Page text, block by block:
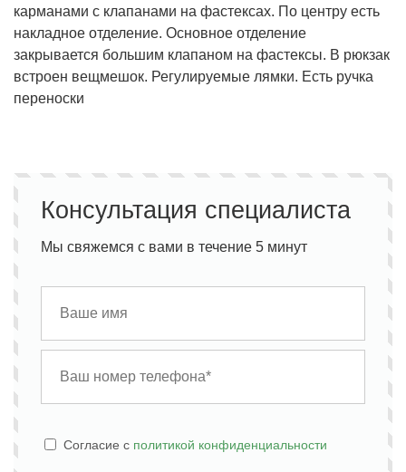
карманами с клапанами на фастексах. По центру есть
накладное отделение. Основное отделение
закрывается большим клапаном на фастексы. В рюкзак
встроен вещмешок. Регулируемые лямки. Есть ручка
переноски
Консультация специалиста
Мы свяжемся с вами в течение 5 минут
Cогласие с политикой конфиденциальности